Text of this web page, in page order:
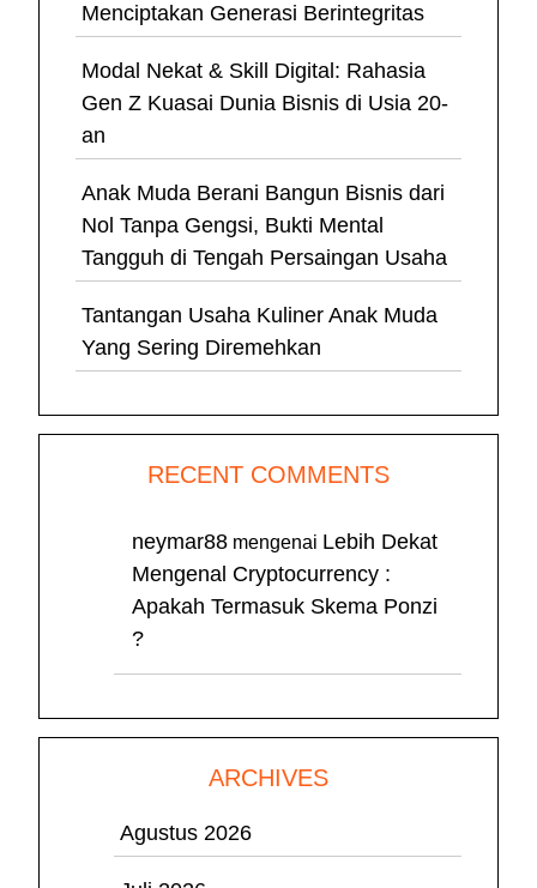
Menciptakan Generasi Berintegritas
Modal Nekat & Skill Digital: Rahasia
Gen Z Kuasai Dunia Bisnis di Usia 20-
an
Anak Muda Berani Bangun Bisnis dari
Nol Tanpa Gengsi, Bukti Mental
Tangguh di Tengah Persaingan Usaha
Tantangan Usaha Kuliner Anak Muda
Yang Sering Diremehkan
RECENT COMMENTS
neymar88 mengenai Lebih Dekat
Mengenal Cryptocurrency :
Apakah Termasuk Skema Ponzi
?
ARCHIVES
Agustus 2026